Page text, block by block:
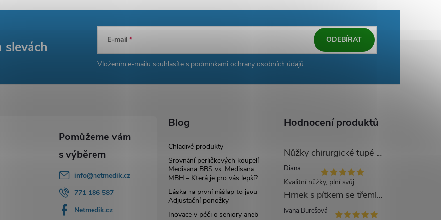
slevách E-mail
Vložením e-mailu souhlasíte s podmínkami ochrany osobních údajů
ODEBÍRAT
info@netmedik.cz
771 186 587
Netmedik.cz
Blog
Chladivé produkty
Srovnání perličkových koupelí
Medisana BBS vs. Medisana
MBH – Která je pro vás lepší?
Láska na první nášlap to jsou
Adjustační ponožky
Inovace v péči o seniory aneb
Hodnocení produktů
Nůžky chirurgické tupé zahnuté - 14 cm
Diana
Kvalitní nůžky, plní svůj...
Hrnek s pítkem se třemi víčky mléčný - 250 ml
Ivana Burešová